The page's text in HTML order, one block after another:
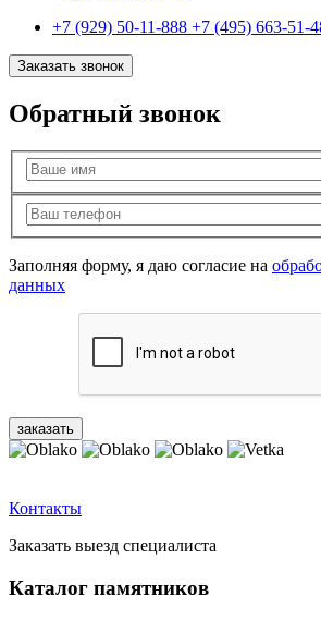
+7 (929) 50-11-888 +7 (495) 663-51-
Заказать звонок
Обратный звонок
Заполняя форму, я даю согласие на
данных
Контакты
Заказать выезд специалиста
Каталог памятников